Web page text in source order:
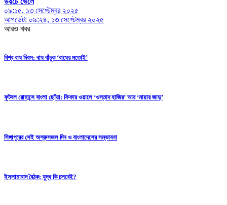
০৯:১৫, ১৩ সেপ্টেম্বর ২০২৫
আপডেট: ০৯:২৪, ১৩ সেপ্টেম্বর ২০২৫
আরও খবর
বিশ্ব বাঘ দিবস: বাঘ বাঁচুক ‘বাঘের মতোই’
ফুটবল রোমান্সে বাংলা ছোঁয়া: ফিফার ওয়ালে ‘ওস্তাদ হাজির’ আর ‘মায়ার জাদু’
সিঙ্গাপুরের সেই অশ্রুসজল দিন ও বাংলাদেশের সম্ভাবনা
ইসলামাবাদ বৈঠক: যুদ্ধ কি চলবেই?